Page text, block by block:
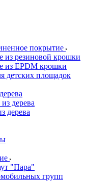
покрытие
из резиновой крошки
из EPDM крошки
детских площадок
дерева
дерева
"Пара"
групп